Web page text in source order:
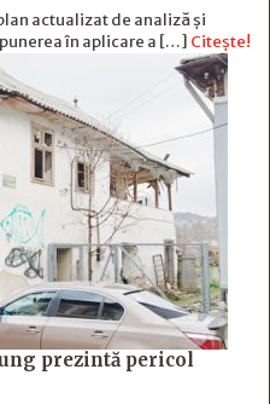
actualizat de analiză și
în aplicare a […] Citește!
prezintă pericol